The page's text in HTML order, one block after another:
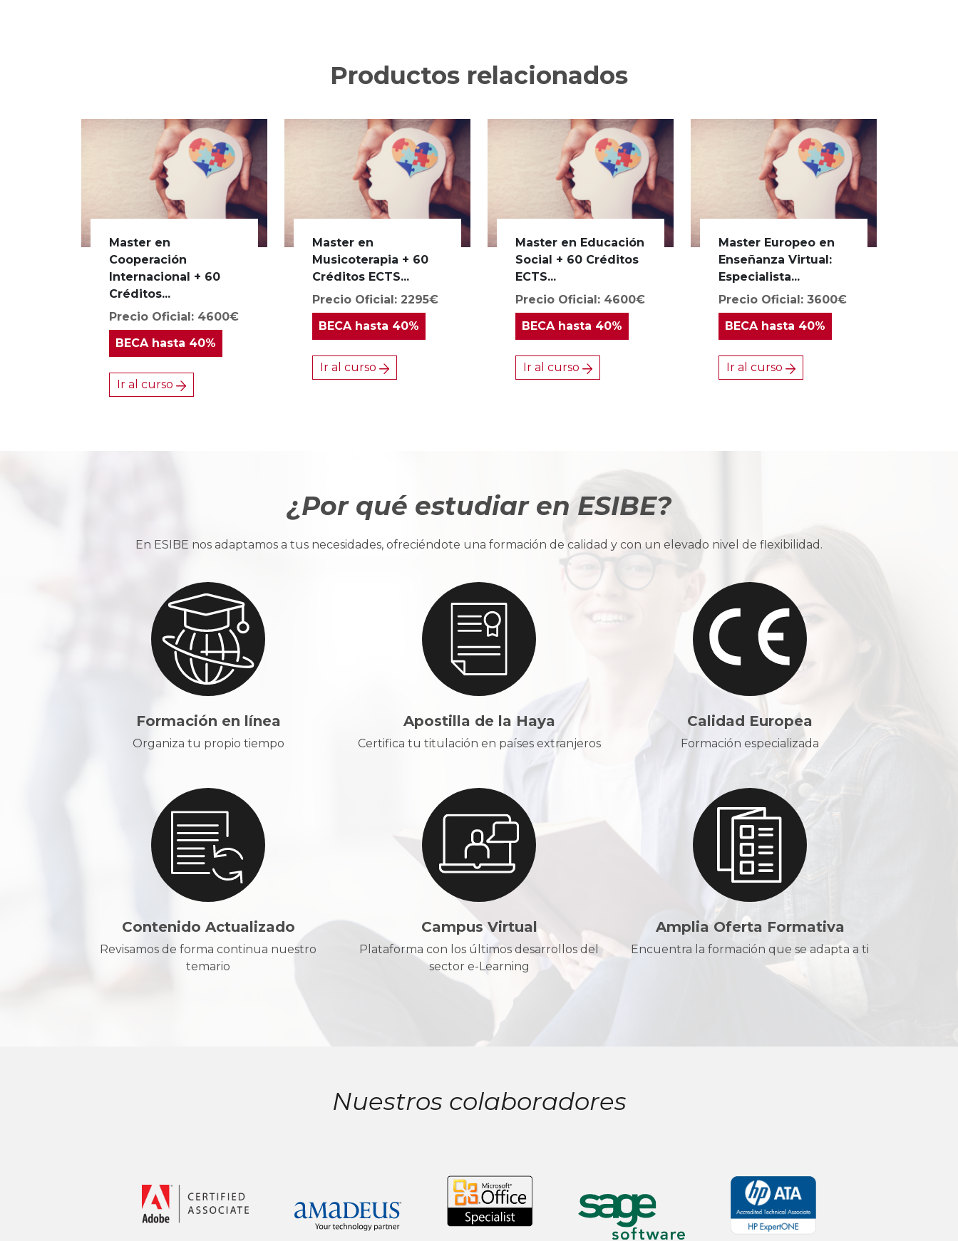
Productos relacionados
Master en
Cooperación
Internacional + 60
Créditos...
Precio Oficial: 4600€
BECAhasta 40%
Ir al curso
Master en
Musicoterapia + 60
Créditos ECTS...
Precio Oficial: 2295€
BECAhasta 40%
Ir al curso
Master en Educación
Social + 60 Créditos
ECTS...
Precio Oficial: 4600€
BECAhasta 40%
Ir al curso
Master Europeo en
Enseñanza Virtual:
Especialista...
Precio Oficial: 3600€
BECAhasta 40%
Ir al curso
¿Por qué estudiar en ESIBE?
En ESIBE nos adaptamos a tus necesidades, ofreciéndote una formación de calidad y con un elevado nivel de flexibilidad.
Formación en línea
Organiza tu propio tiempo
Apostilla de la Haya
Certifica tu titulación en países extranjeros
Calidad Europea
Formación especializada
Contenido Actualizado
Revisamos de forma continua nuestro
temario
Campus Virtual
Plataforma con los últimos desarrollos del
sector e-Learning
Amplia Oferta Formativa
Encuentra la formación que se adapta a ti
Nuestros colaboradores